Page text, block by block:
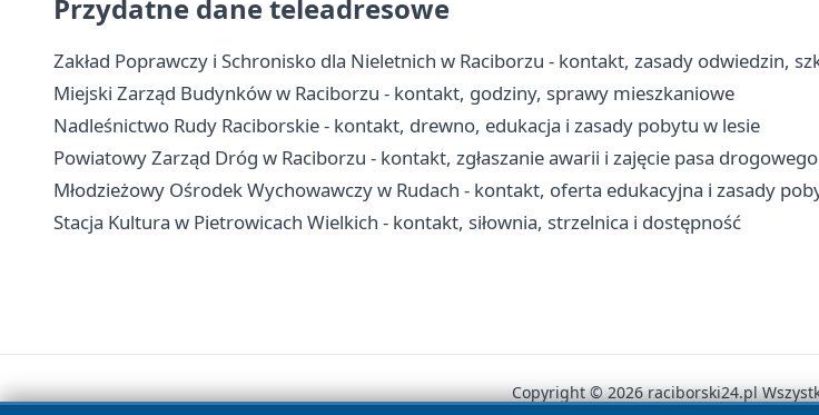
Przydatne dane teleadresowe
Zakład Poprawczy i Schronisko dla Nieletnich w Raciborzu - kontakt, zasady odwiedzin,
Miejski Zarząd Budynków w Raciborzu - kontakt, godziny, sprawy mieszkaniowe
Nadleśnictwo Rudy Raciborskie - kontakt, drewno, edukacja i zasady pobytu w lesie
Powiatowy Zarząd Dróg w Raciborzu - kontakt, zgłaszanie awarii i zajęcie pasa drogowego
Młodzieżowy Ośrodek Wychowawczy w Rudach - kontakt, oferta edukacyjna i zasady
Stacja Kultura w Pietrowicach Wielkich - kontakt, siłownia, strzelnica i dostępność
Copyright © 2026 raciborski24.pl